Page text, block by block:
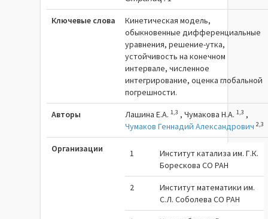
Ключевые слова
Кинетическая модель,
обыкновенные дифференциальные
уравнения, решение-утка,
устойчивость на конечном
интервале, численное
интегрирование, оценка глобальной
погрешности.
Авторы Лашина Е.А.1,3 ,Чумакова Н.А.1,3 ,
Чумаков Геннадий Александрович 2,3
Организации 1
Институт катализа им. Г.К.
Борескова СО РАН
2
Институт математики им.
С.Л. Соболева СО РАН